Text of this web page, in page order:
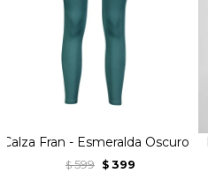
Calza Fran - Esmeralda Oscuro
$ 599 $ 399